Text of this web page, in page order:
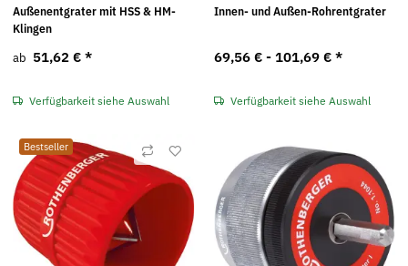
Außenentgrater mit HSS & HM-
Klingen
ab 51,62 € *
Verfügbarkeit siehe Auswahl
Innen- und Außen-Rohrentgrater
69,56 € - 101,69 € *
Verfügbarkeit siehe Auswahl
Bestseller